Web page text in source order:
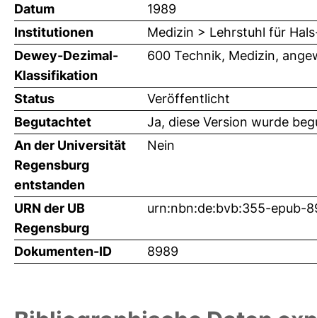
Datum
1989
Institutionen
Medizin > Lehrstuhl für
Dewey-Dezimal-
Klassifikation
600 Technik, Medizin,
Status
Veröffentlicht
Begutachtet
Ja, diese Version wurde
An der Universität
Regensburg
entstanden
Nein
URN der UB
Regensburg
urn:nbn:de:bvb:355-epub-
Dokumenten-ID 8989